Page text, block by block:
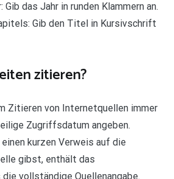
Gib das Jahr in runden Klammern an.
Gib den Titel in Kursivschrift
zitieren?
Zitieren von Internetquellen immer
Zugriffsdatum angeben.
kurzen Verweis auf die
gibst, enthält das
vollständige Quellenangabe.